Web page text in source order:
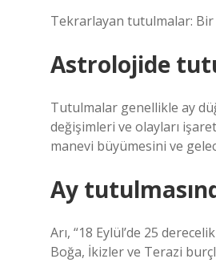
Tekrarlayan tutulmalar: Bir
Astrolojide
Tutulmalar genellikle ay
değişimleri ve olayları
manevi büyümesini ve
Ay
Arı, “18 Eylül’de 25
Boğa, İkizler ve Terazi